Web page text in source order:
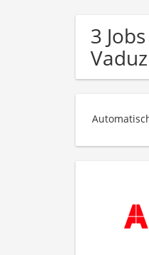
3
Vaduz